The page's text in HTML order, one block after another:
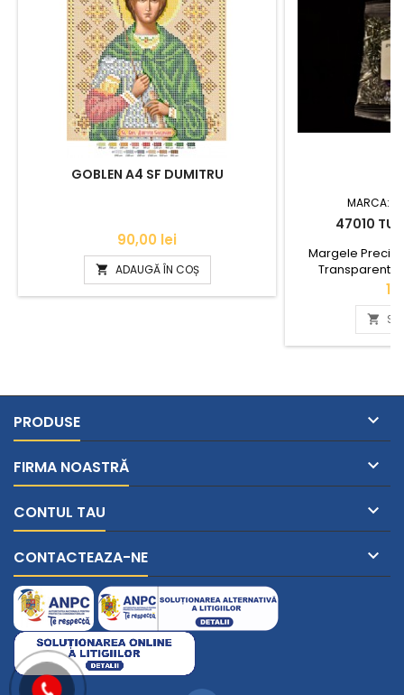
GOBLEN A4 SF DUMITRU
Pret
90,00 lei
 ADAUGĂ ÎN COȘ
MARCA:
47010
Margele
Transparente
Cantitate 50 g

PRODUSE 
FIRMA NOASTRĂ 
CONTUL TAU 
CONTACTEAZA-NE 